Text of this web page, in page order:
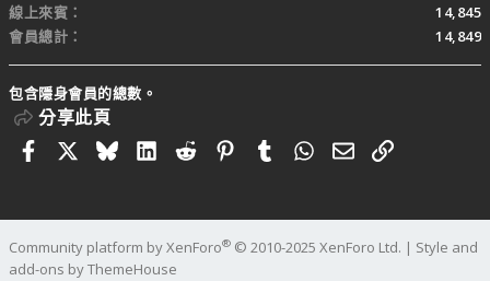
線上來賓
14,845
會員總計
14,849
包含隱身會員的總數。
分享此頁
FacebookBlueskyLinkedIn
RedditPinterestTumblrWhatsApp
電子郵件
連結
Community platform by XenForo® © 2010-2025 XenForo Ltd. | Style and
add-ons by ThemeHouse